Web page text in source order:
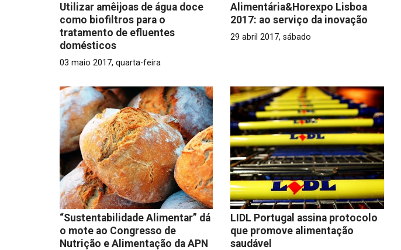
Utilizar amêijoas de água doce
como biofiltros para o
tratamento de efluentes
domésticos
03 maio 2017, quarta-feira
Alimentária&Horexpo Lisboa
2017: ao serviço da inovação
29 abril 2017, sábado
“Sustentabilidade Alimentar” dá
o mote ao Congresso de
Nutrição e Alimentação da APN
LIDL Portugal assina protocolo
que promove alimentação
saudável